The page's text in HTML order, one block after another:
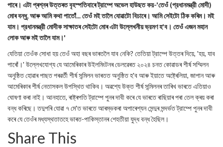
পাৰে। এটা প্ৰশ্নৰ উত্তৰত বৃহস্পতিবাৰে ট্রাম্পে অভেল হাউছত কয়-'তেওঁ (প্রধানমন্ত্রী মোদী)
মোৰ বন্ধু, আৰু আমি কথা পাতোঁ... তেওঁ মই তালৈ যোৱাটো বিচাৰে। আমি সেইটো ঠিক কৰিম। মই
যাম। প্রধানমন্ত্রী মোদীক সাক্ষাতৰ সেইটো মোৰ এটা উল্লেখনীয় ভ্রমণ হ'ব। তেওঁ এজন মহান
লোক আৰু মই তালৈ যাম।'
যেতিয়া তেওঁক সোধা হয় তেওঁ অহা বছৰ ভাৰতলৈ যাব নেকি? তেতিয়া ট্রাম্পে উত্তৰ দিয়ে, 'হয়, যাব
পাৰোঁ।' উল্লেখযোগ্য যে আমেৰিকাৰ উইলমিংটনৰ ডেলৱেৰত ২০২৪ চনত কোৱাডৰ শীৰ্ষ সম্মিলন
অনুষ্ঠিত হোৱাৰ পাছত পৰৱৰ্তী শীর্ষ সন্মিলন ভাৰতত অনুষ্ঠিত হ'ব আৰু ইয়াতে অষ্ট্ৰেলিয়া, জাপান আৰু
আমেৰিকাৰ শীৰ্ষ নেতাসকল উপস্থিত থাকিব। অৱশ্যে উক্ত শীর্ষ সন্মিলনৰ তাৰিখ ভাৰতে এতিয়াও
ঘোষণা কৰা নাই। আনহাতে, ৰাষ্ট্ৰপতি ট্রাম্পে পুনৰ দাবী কৰে যে ভাৰতে ৰাছিয়াৰ পৰা তেল ক্ৰয় কৰা
বন্ধ কৰিছে। তদুপৰি যোৱা ৭ মে'ত ভাৰতে আৰম্ভকৰা অপাৰেশ্যন সেন্দুৰ সন্দৰ্ভত ট্রাম্পে পুনৰ দাবী
কৰে যে তেওঁৰ মধ্যস্থতাতহে ভাৰত-পাকিস্তানৰ শেহতীয়া যুদ্ধ বন্ধ হৈছিল।
Share This